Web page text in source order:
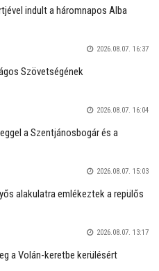
indult a háromnapos Alba
2026.08.07. 16:37
Szövetségének
2026.08.07. 16:04
a Szentjánosbogár és a
2026.08.07. 15:03
alakulatra emlékeztek a repülős
2026.08.07. 13:17
a Volán-keretbe kerülésért